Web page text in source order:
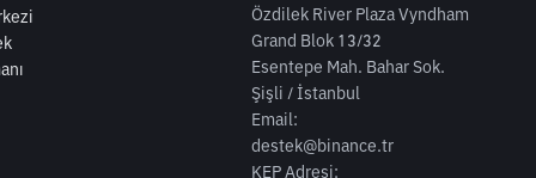
Özdilek River Plaza Vyndham
Grand Blok 13/32
Esentepe Mah. Bahar Sok.
Şişli / İstanbul
Email:
destek@binance.tr
KEP Adresi: